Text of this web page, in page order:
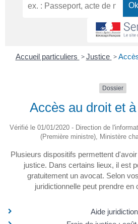
Accueil particuliers > Justice >
Dossier
Accès au droit et
Vérifié le 01/01/2020 - Direction de
(Première ministre), Ministère
Plusieurs dispositifs permettent
justice. Dans certains lieux, il est
gratuitement un avocat. Selon
juridictionnelle peut prendre en
Aide